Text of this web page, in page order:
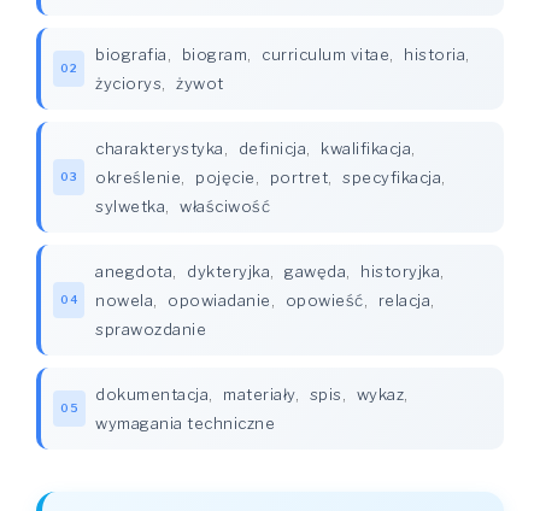
02
biografia biogram curriculum vitae historia
życiorys
żywot
03
charakterystyka definicja kwalifikacja
określenie
pojęcie portret specyfikacja
sylwetka
właściwość
04
anegdota dykteryjka gawęda historyjka
nowela
opowiadanie opowieść relacja
sprawozdanie
05
dokumentacja materiały, spis wykaz
wymagania techniczne